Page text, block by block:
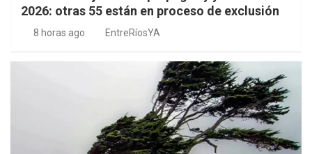
2026: otras 55 están en proceso de exclusión
8 horas ago EntreRíosYA